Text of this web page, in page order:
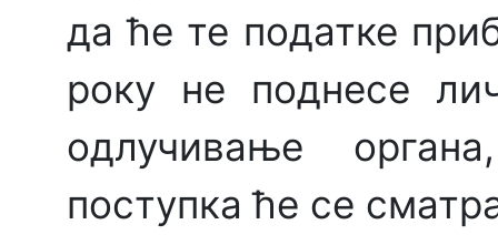
да ће те податке
року не поднесе
одлучивање
поступка ће се